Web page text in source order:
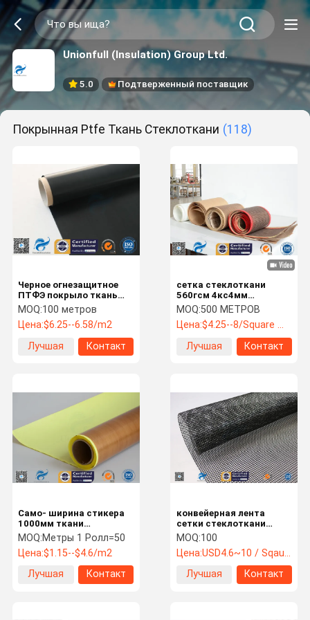
Unionfull (Insulation) Group Ltd.
5.0 Подтверженный поставщик
Покрынная Ptfe Ткань Стеклоткани (118)
Черное огнезащитное
ПТФЭ покрыло ткань
0.25мм стеклоткани 520
г/м2
MOQ:100 метров
Цена:$6.25--6.58/m2
Лучшая
Контакт
сетка стеклоткани
560гсм 4кс4мм
покрытая ПТФЭ
открытая для
конвейерной ленты
MOQ:500 МЕТРОВ
Цена:$4.25--8/Square Meter
Лучшая
Контакт
Само- ширина стикера
1000мм ткани
стеклоткани Брауна
клейких лент покрытая
ПТФЭ 50 метров
MOQ:Метры 1 Ролл=50
Цена:$1.15--$4.6/m2
Лучшая
Контакт
конвейерная лента
сетки стеклоткани
4*4мм покрытая ПТФЭ
для машины индустрии
MOQ:100
Цена:USD4.6~10 / Sqaure Meter
Лучшая
Контакт